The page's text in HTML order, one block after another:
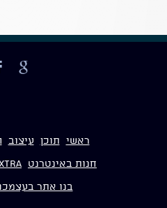
ראשי תוכן עיצוב
חנות באינטרנט
בנו אתר